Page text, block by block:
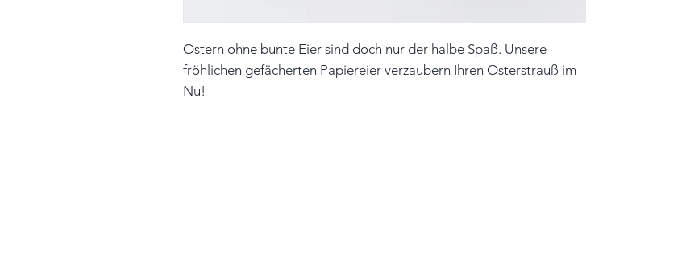
Ostern ohne bunte Eier sind doch nur der halbe Spaß. Unsere
fröhlichen gefächerten Papiereier verzaubern Ihren Osterstrauß im
Nu!